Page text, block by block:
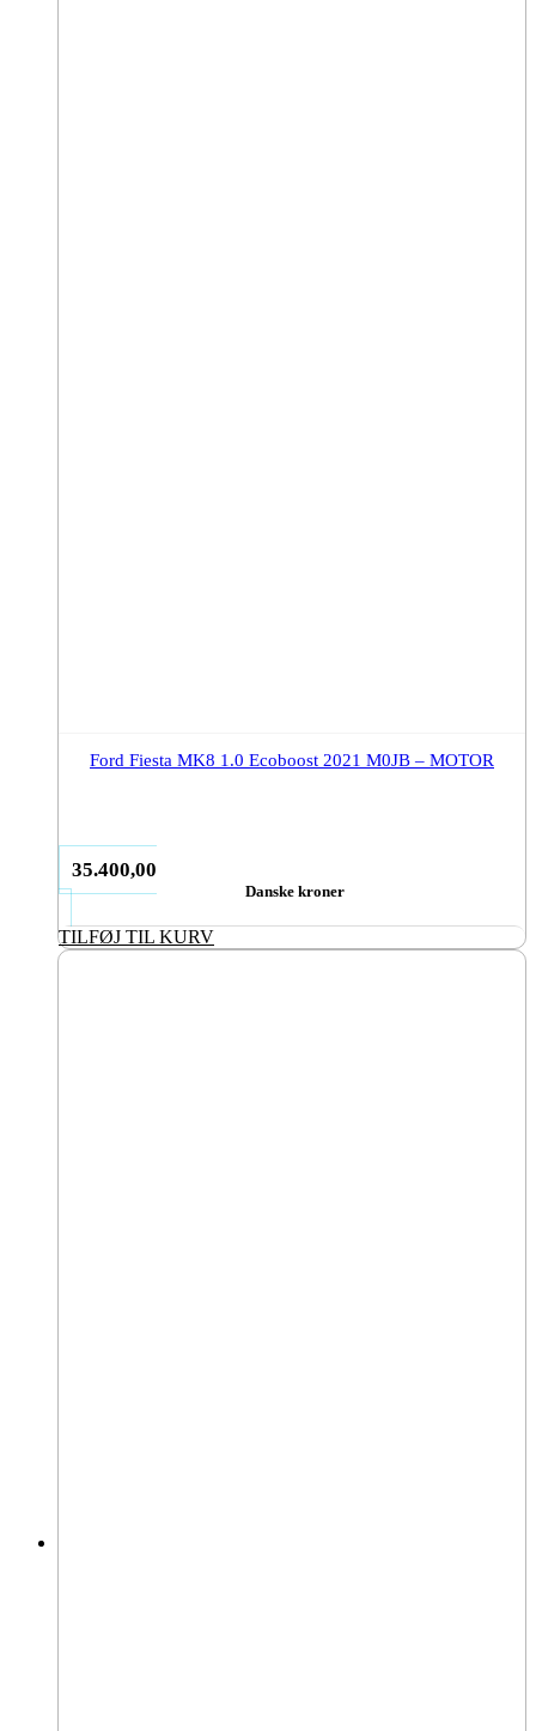
Ford Fiesta MK8 1.0 Ecoboost 2021 M0JB – MOTOR
35.400,00
Danske kroner
TILFØJ TIL KURV